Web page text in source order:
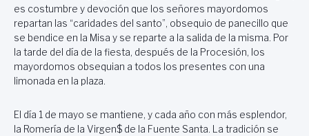
es costumbre y devoción que los señores mayordomos
repartan las “caridades del santo”, obsequio de panecillo que
se bendice en la Misa y se reparte a la salida de la misma. Por
la tarde del día de la fiesta, después de la Procesión, los
mayordomos obsequian a todos los presentes con una
limonada en la plaza.
El día 1 de mayo se mantiene, y cada año con más esplendor,
la Romería de la Virgen$ de la Fuente Santa. La tradición se